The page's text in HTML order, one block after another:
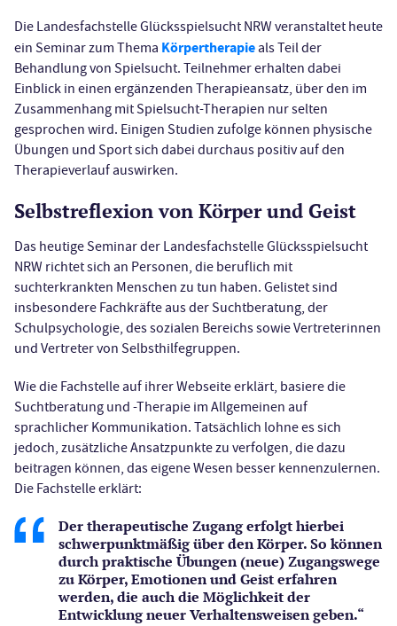
Die Landesfachstelle Glücksspielsucht NRW veranstaltet heute
ein Seminar zum Thema Körpertherapieals Teil der
Behandlung von Spielsucht. Teilnehmer erhalten dabei
Einblick in einen ergänzenden Therapieansatz, über den im
Zusammenhang mit Spielsucht-Therapien nur selten
gesprochen wird. Einigen Studien zufolge können physische
Übungen und Sport sich dabei durchaus positiv auf den
Therapieverlauf auswirken.
Selbstreflexion von Körper und Geist
Das heutige Seminar der Landesfachstelle Glücksspielsucht
NRW richtet sich an Personen, die beruflich mit
suchterkrankten Menschen zu tun haben. Gelistet sind
insbesondere Fachkräfte aus der Suchtberatung, der
Schulpsychologie, des sozialen Bereichs sowie Vertreterinnen
und Vertreter von Selbsthilfegruppen.
Wie die Fachstelle auf ihrer Webseite erklärt, basiere die
Suchtberatung und -Therapie im Allgemeinen auf
sprachlicher Kommunikation. Tatsächlich lohne es sich
jedoch, zusätzliche Ansatzpunkte zu verfolgen, die dazu
beitragen können, das eigene Wesen besser kennenzulernen.
Die Fachstelle erklärt:
Der therapeutische Zugang erfolgt hierbei
schwerpunktmäßig über den Körper. So können
durch praktische Übungen (neue) Zugangswege
zu Körper, Emotionen und Geist erfahren
werden, die auch die Möglichkeit der
Entwicklung neuer Verhaltensweisen geben.“